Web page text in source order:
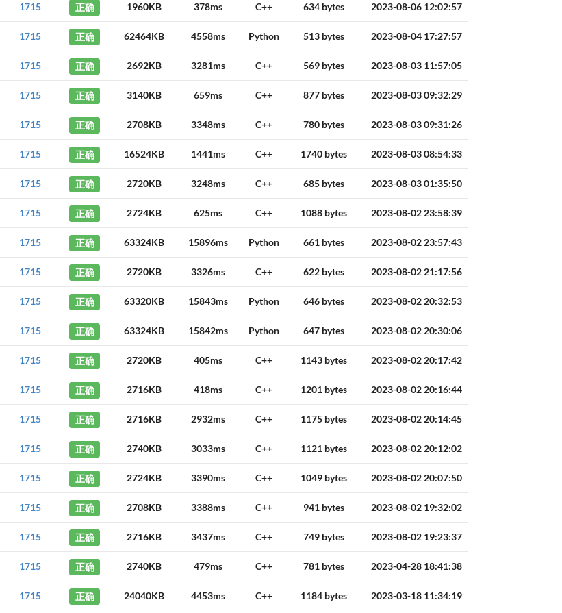
1715 正确 1960KB 378ms C++ 634 bytes 2023-08-06 12:02:57
1715 正确 62464KB 4558ms Python 513 bytes 2023-08-04 17:27:57
1715 正确 2692KB 3281ms C++ 569 bytes 2023-08-03 11:57:05
1715 正确 3140KB 659ms C++ 877 bytes 2023-08-03 09:32:29
1715 正确 2708KB 3348ms C++ 780 bytes 2023-08-03 09:31:26
1715 正确 16524KB 1441ms C++ 1740 bytes 2023-08-03 08:54:33
1715 正确 2720KB 3248ms C++ 685 bytes 2023-08-03 01:35:50
1715 正确 2724KB 625ms C++ 1088 bytes 2023-08-02 23:58:39
1715 正确 63324KB 15896ms Python 661 bytes 2023-08-02 23:57:43
1715 正确 2720KB 3326ms C++ 622 bytes 2023-08-02 21:17:56
1715 正确 63320KB 15843ms Python 646 bytes 2023-08-02 20:32:53
1715 正确 63324KB 15842ms Python 647 bytes 2023-08-02 20:30:06
1715 正确 2720KB 405ms C++ 1143 bytes 2023-08-02 20:17:42
1715 正确 2716KB 418ms C++ 1201 bytes 2023-08-02 20:16:44
1715 正确 2716KB 2932ms C++ 1175 bytes 2023-08-02 20:14:45
1715 正确 2740KB 3033ms C++ 1121 bytes 2023-08-02 20:12:02
1715 正确 2724KB 3390ms C++ 1049 bytes 2023-08-02 20:07:50
1715 正确 2708KB 3388ms C++ 941 bytes 2023-08-02 19:32:02
1715 正确 2716KB 3437ms C++ 749 bytes 2023-08-02 19:23:37
1715 正确 2740KB 479ms C++ 781 bytes 2023-04-28 18:41:38
1715 正确 24040KB 4453ms C++ 1184 bytes 2023-03-18 11:34:19